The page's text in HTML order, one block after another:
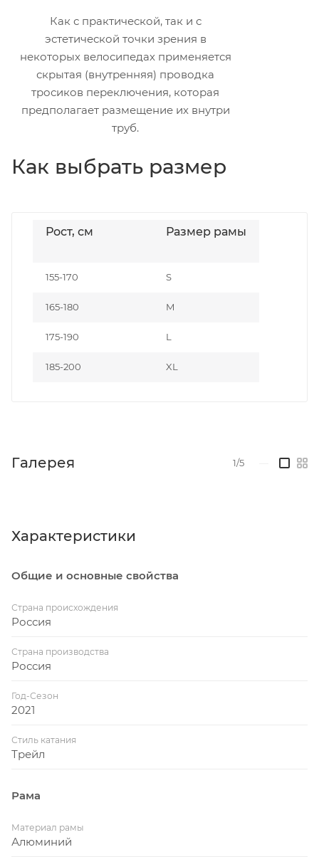
Как с практической, так и с
эстетической точки зрения в
некоторых велосипедах применяется
скрытая (внутренняя) проводка
тросиков переключения, которая
предполагает размещение их внутри
труб.
Как выбрать размер
Рост, см Размер рамы
155-170 S
165-180 M
175-190 L
185-200 XL
Галерея 1/5
Характеристики
Общие и основные свойства
Страна происхождения
Россия
Страна производства
Россия
Год-Сезон
2021
Стиль катания
Трейл
Рама
Материал рамы
Алюминий